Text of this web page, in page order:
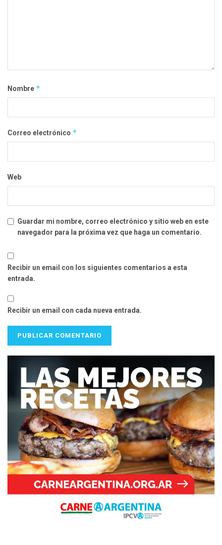
Nombre *
Correo electrónico *
Web
Guardar mi nombre, correo electrónico y sitio web en este
navegador para la próxima vez que haga un comentario.
Recibir un email con los siguientes comentarios a esta
entrada.
Recibir un email con cada nueva entrada.